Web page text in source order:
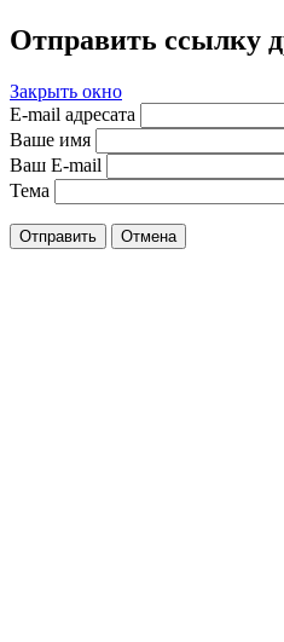
Отправить ссылку
Закрыть окно
E-mail адресата
Ваше имя
Ваш E-mail
Тема
Отправить Отмена